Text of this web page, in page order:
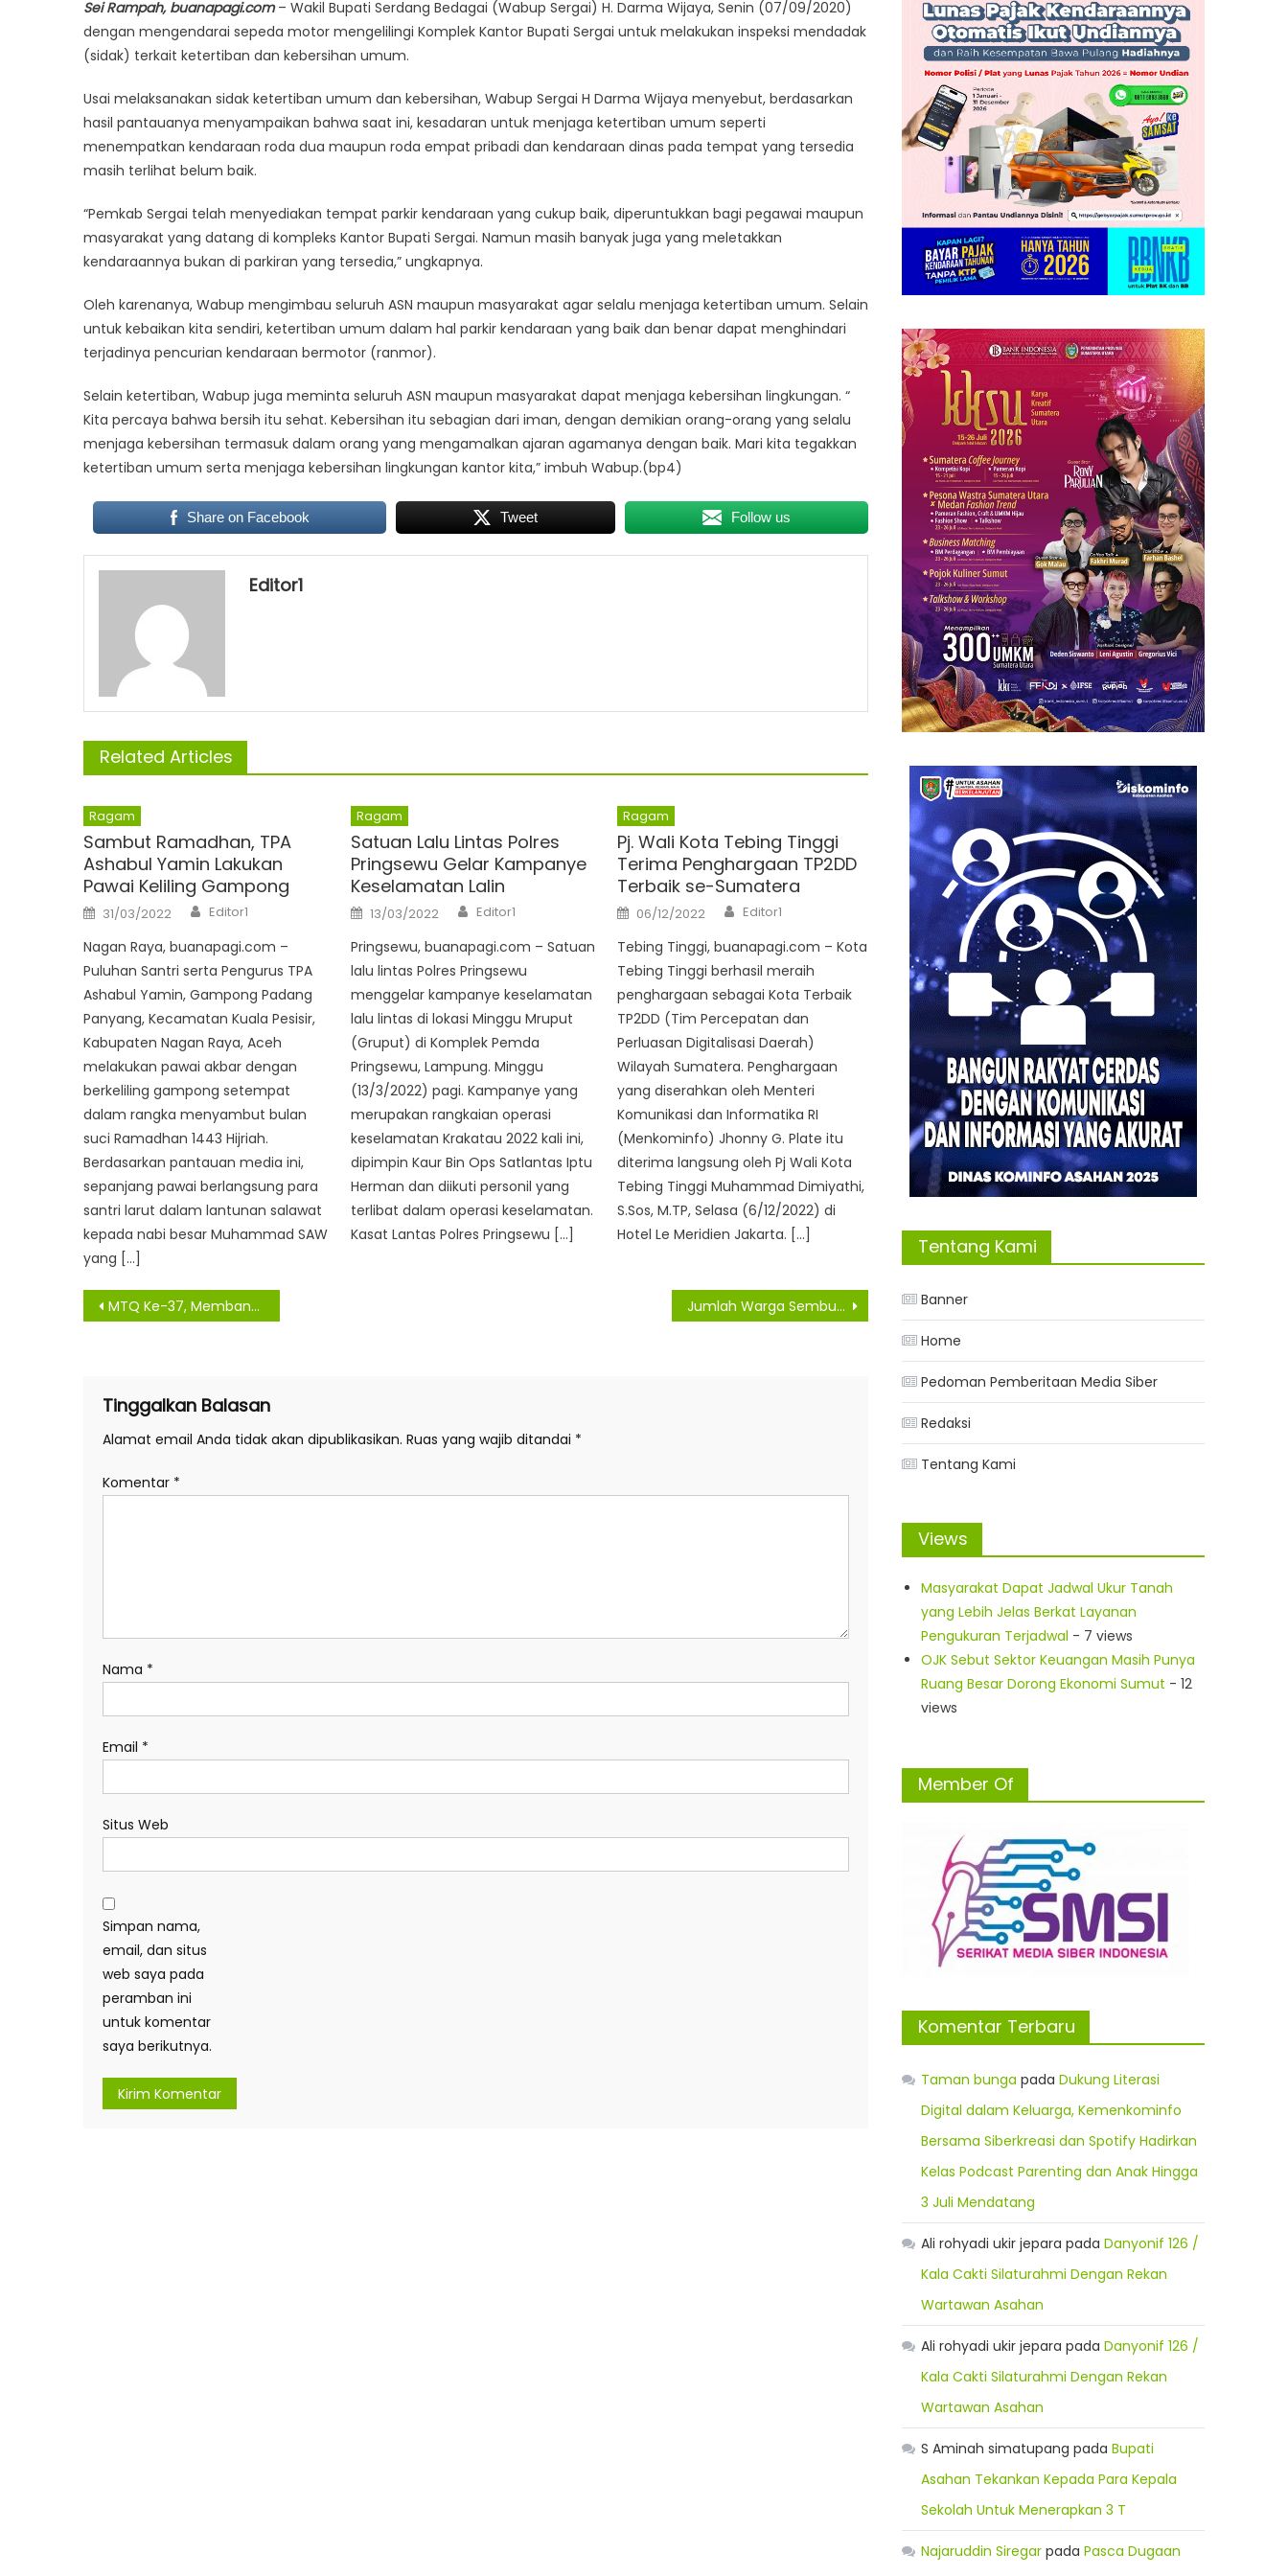
Sei Rampah, buanapagi.com– Wakil Bupati Serdang Bedagai (Wabup Sergai) H. Darma Wijaya, Senin (07/09/2020)
dengan mengendarai sepeda motor mengelilingi Komplek Kantor Bupati Sergai untuk melakukan inspeksi mendadak
(sidak) terkait ketertiban dan kebersihan umum.
Usai melaksanakan sidak ketertiban umum dan kebersihan, Wabup Sergai H Darma Wijaya menyebut, berdasarkan
hasil pantauanya menyampaikan bahwa saat ini, kesadaran untuk menjaga ketertiban umum seperti
menempatkan kendaraan roda dua maupun roda empat pribadi dan kendaraan dinas pada tempat yang tersedia
masih terlihat belum baik.
“Pemkab Sergai telah menyediakan tempat parkir kendaraan yang cukup baik, diperuntukkan bagi pegawai maupun
masyarakat yang datang di kompleks Kantor Bupati Sergai. Namun masih banyak juga yang meletakkan
kendaraannya bukan di parkiran yang tersedia,” ungkapnya.
Oleh karenanya, Wabup mengimbau seluruh ASN maupun masyarakat agar selalu menjaga ketertiban umum. Selain
untuk kebaikan kita sendiri, ketertiban umum dalam hal parkir kendaraan yang baik dan benar dapat menghindari
terjadinya pencurian kendaraan bermotor (ranmor).
Selain ketertiban, Wabup juga meminta seluruh ASN maupun masyarakat dapat menjaga kebersihan lingkungan. “
Kita percaya bahwa bersih itu sehat. Kebersihan itu sebagian dari iman, dengan demikian orang-orang yang selalu
menjaga kebersihan termasuk dalam orang yang mengamalkan ajaran agamanya dengan baik. Mari kita tegakkan
ketertiban umum serta menjaga kebersihan lingkungan kantor kita,” imbuh Wabup.(bp4)
Share on Facebook Tweet Follow us
Editor1
Related Articles
Ragam
Sambut Ramadhan, TPA
Ashabul Yamin Lakukan
Pawai Keliling Gampong
Posted
on
31/03/2022 Author
Editor1
Nagan Raya, buanapagi.com –
Puluhan Santri serta Pengurus TPA
Ashabul Yamin, Gampong Padang
Panyang, Kecamatan Kuala Pesisir,
Kabupaten Nagan Raya, Aceh
melakukan pawai akbar dengan
berkeliling gampong setempat
dalam rangka menyambut bulan
suci Ramadhan 1443 Hijriah.
Berdasarkan pantauan media ini,
sepanjang pawai berlangsung para
santri larut dalam lantunan salawat
kepada nabi besar Muhammad SAW
yang […]
Ragam
Satuan Lalu Lintas Polres
Pringsewu Gelar Kampanye
Keselamatan Lalin
Posted
on
13/03/2022 Author
Editor1
Pringsewu, buanapagi.com – Satuan
lalu lintas Polres Pringsewu
menggelar kampanye keselamatan
lalu lintas di lokasi Minggu Mruput
(Gruput) di Komplek Pemda
Pringsewu, Lampung. Minggu
(13/3/2022) pagi. Kampanye yang
merupakan rangkaian operasi
keselamatan Krakatau 2022 kali ini,
dipimpin Kaur Bin Ops Satlantas Iptu
Herman dan diikuti personil yang
terlibat dalam operasi keselamatan.
Kasat Lantas Polres Pringsewu […]
Ragam
Pj. Wali Kota Tebing Tinggi
Terima Penghargaan TP2DD
Terbaik se-Sumatera
Posted
on
06/12/2022 Author
Editor1
Tebing Tinggi, buanapagi.com – Kota
Tebing Tinggi berhasil meraih
penghargaan sebagai Kota Terbaik
TP2DD (Tim Percepatan dan
Perluasan Digitalisasi Daerah)
Wilayah Sumatera. Penghargaan
yang diserahkan oleh Menteri
Komunikasi dan Informatika RI
(Menkominfo) Jhonny G. Plate itu
diterima langsung oleh Pj Wali Kota
Tebing Tinggi Muhammad Dimiyathi,
S.Sos, M.TP, Selasa (6/12/2022) di
Hotel Le Meridien Jakarta. […]
Navigasi
MTQ Ke-37, Membangun Perekonomian dan Kemaslahatan Umat Jumlah Warga Sembuh dan Terjangkit Covid-19 Melonjak Secara Bersamaan
Tinggalkan Balasan
Alamat email Anda tidak akan dipublikasikan. Ruas yang wajib ditandai *
Komentar *
Nama *
Email *
Situs Web
Simpan nama,
email, dan situs
web saya pada
peramban ini
untuk komentar
saya berikutnya.
Tentang Kami
Banner
Home
Pedoman Pemberitaan Media Siber
Redaksi
Tentang Kami
Views
Masyarakat Dapat Jadwal Ukur Tanah
yang Lebih Jelas Berkat Layanan
Pengukuran Terjadwal - 7 views
OJK Sebut Sektor Keuangan Masih Punya
Ruang Besar Dorong Ekonomi Sumut - 12
views
Member Of
Komentar Terbaru
Taman bunga padaDukung Literasi
Digital dalam Keluarga, Kemenkominfo
Bersama Siberkreasi dan Spotify Hadirkan
Kelas Podcast Parenting dan Anak Hingga
3 Juli Mendatang
Ali rohyadi ukir jepara padaDanyonif 126 /
Kala Cakti Silaturahmi Dengan Rekan
Wartawan Asahan
Ali rohyadi ukir jepara padaDanyonif 126 /
Kala Cakti Silaturahmi Dengan Rekan
Wartawan Asahan
S Aminah simatupang padaBupati
Asahan Tekankan Kepada Para Kepala
Sekolah Untuk Menerapkan 3 T
Najaruddin Siregar padaPasca Dugaan